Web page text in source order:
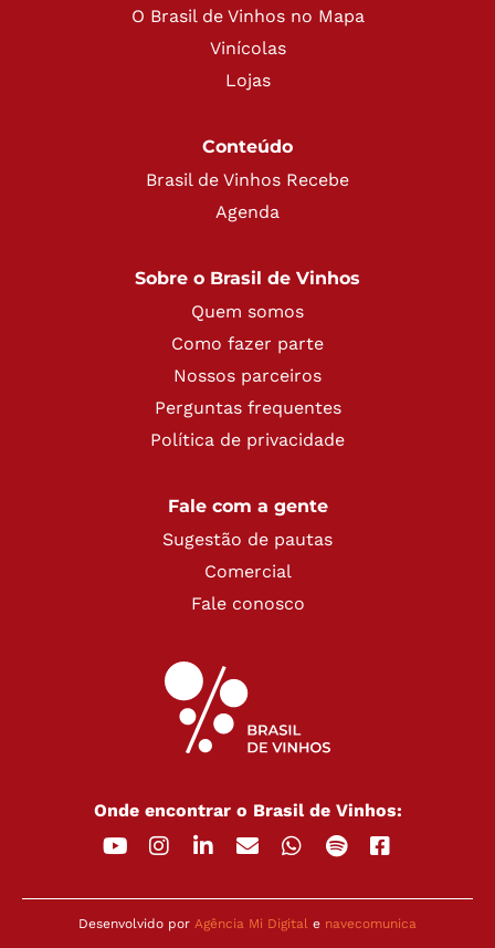
O Brasil de Vinhos no Mapa
Vinícolas
Lojas
Conteúdo
Brasil de Vinhos Recebe
Agenda
Sobre o Brasil de Vinhos
Quem somos
Como fazer parte
Nossos parceiros
Perguntas frequentes
Política de privacidade
Fale com a gente
Sugestão de pautas
Comercial
Fale conosco
Onde encontrar o Brasil de Vinhos:
Desenvolvido por Agência Mi Digital e navecomunica